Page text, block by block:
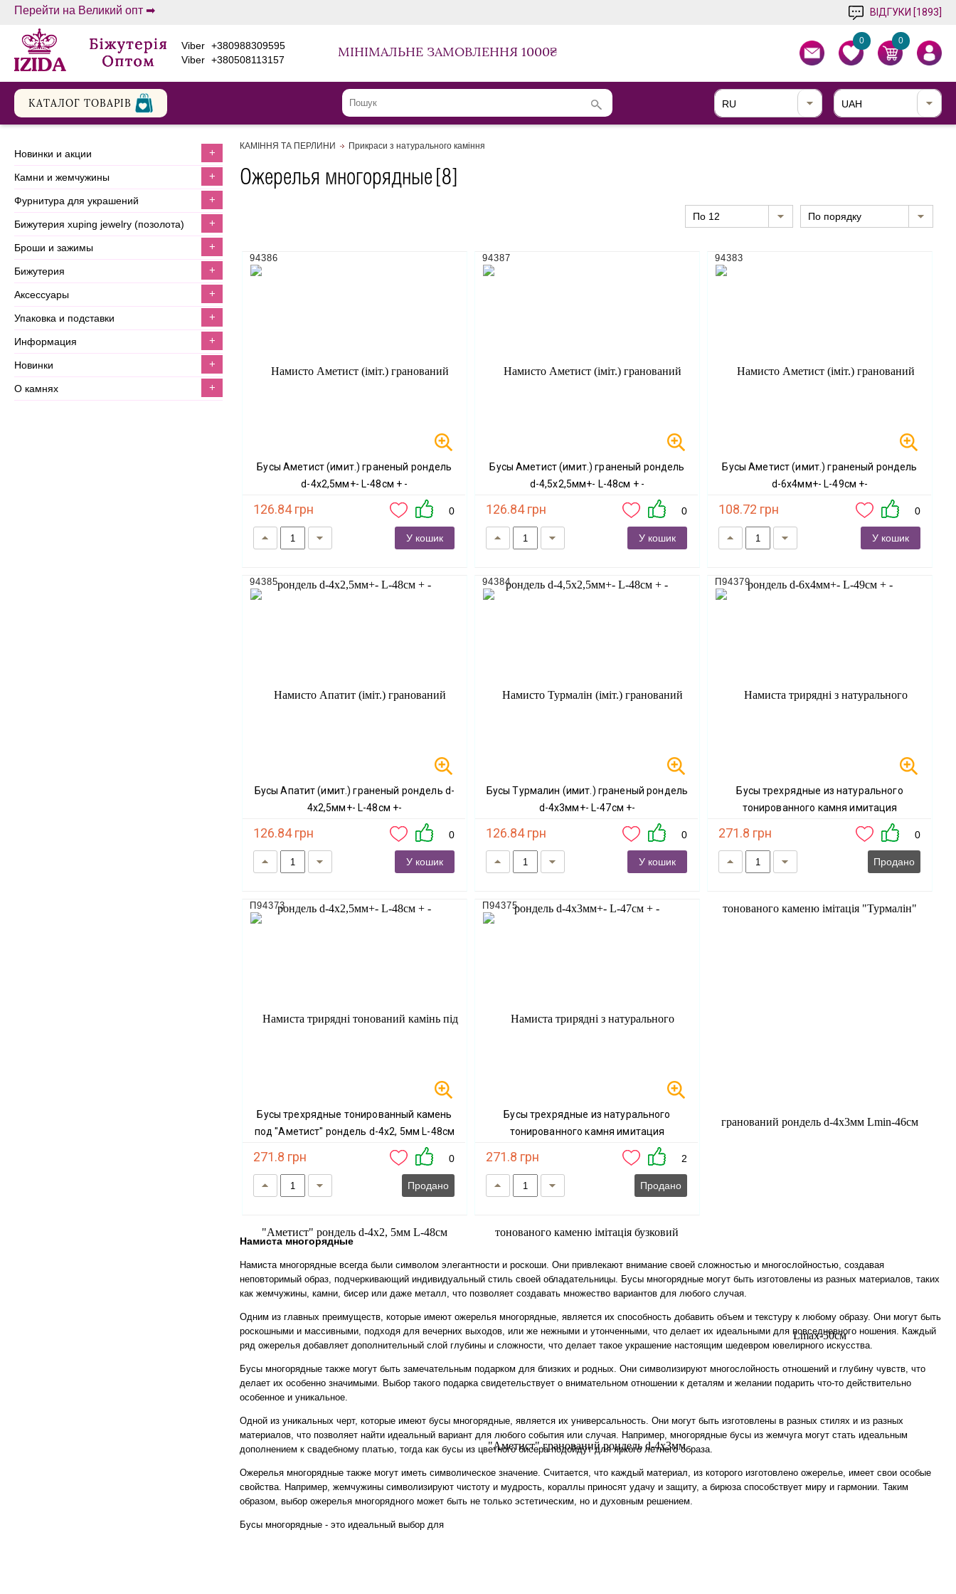
Перейти на Великий опт ➡ ВІДГУКИ [1893]
viber +380988309595
viber +380508113157 МІНІМАЛЬНЕ ЗАМОВЛЕННЯ 1000₴
0
0
КАТАЛОГ ТОВАРIВ UAH
RU
+
новинки и акции
+
камни и жемчужины
+
фурнитура для украшений
+
бижутерия xuping jewelry (позолота)
+
броши и зажимы
+
бижутерия
+
аксессуары
+
упаковка и подставки
+
информация
+
новинки
+
о камнях
КАМІННЯ ТА ПЕРЛИНИ Прикраси з натурального каміння
Ожерелья многорядные [8]
По порядку
по 12
Бусы Аметист (имит.) граненый рондель
d-4х2,5мм+- L-48см + -
94386
126.84 грн 0
У кошик
Бусы Аметист (имит.) граненый рондель
d-4,5х2,5мм+- L-48см + -
94387
126.84 грн 0
У кошик
Бусы Аметист (имит.) граненый рондель
d-6х4мм+- L-49см +-
94383
108.72 грн 0
У кошик
Бусы Апатит (имит.) граненый рондель d-
4х2,5мм+- L-48см +-
94385
126.84 грн 0
У кошик
Бусы Турмалин (имит.) граненый рондель
d-4х3мм+- L-47см +-
94384
126.84 грн 0
У кошик
Бусы трехрядные из натурального
тонированного камня имитация
"Турмалин" граненый рондель d-4х3мм
Lmin-46см Lmax-50см
П94379
271.8 грн 0
Продано
Бусы трехрядные тонированный камень
под "Аметист" рондель d-4х2, 5мм L-48см
П94373
271.8 грн 0
Продано
Бусы трехрядные из натурального
тонированного камня имитация
сиреневый "Аметист" граненый рондель
d-4х3мм Lmin-47см Lmax
П94375
271.8 грн 2
Продано
Намиста многорядные
Намиста многорядные всегда были символом элегантности и роскоши. Они привлекают внимание своей сложностью и многослойностью, создавая
неповторимый образ, подчеркивающий индивидуальный стиль своей обладательницы. Бусы многорядные могут быть изготовлены из разных материалов, таких
как жемчужины, камни, бисер или даже металл, что позволяет создавать множество вариантов для любого случая.
Одним из главных преимуществ, которые имеют ожерелья многорядные, является их способность добавить объем и текстуру к любому образу. Они могут быть
роскошными и массивными, подходя для вечерних выходов, или же нежными и утонченными, что делает их идеальными для повседневного ношения. Каждый
ряд ожерелья добавляет дополнительный слой глубины и сложности, что делает такое украшение настоящим шедевром ювелирного искусства.
Бусы многорядные также могут быть замечательным подарком для близких и родных. Они символизируют многослойность отношений и глубину чувств, что
делает их особенно значимыми. Выбор такого подарка свидетельствует о внимательном отношении к деталям и желании подарить что-то действительно
особенное и уникальное.
Одной из уникальных черт, которые имеют бусы многорядные, является их универсальность. Они могут быть изготовлены в разных стилях и из разных
материалов, что позволяет найти идеальный вариант для любого события или случая. Например, многорядные бусы из жемчуга могут стать идеальным
дополнением к свадебному платью, тогда как бусы из цветного бисера подойдут для яркого летнего образа.
Ожерелья многорядные также могут иметь символическое значение. Считается, что каждый материал, из которого изготовлено ожерелье, имеет свои особые
свойства. Например, жемчужины символизируют чистоту и мудрость, кораллы приносят удачу и защиту, а бирюза способствует миру и гармонии. Таким
образом, выбор ожерелья многорядного может быть не только эстетическим, но и духовным решением.
Бусы многорядные - это идеальный выбор для